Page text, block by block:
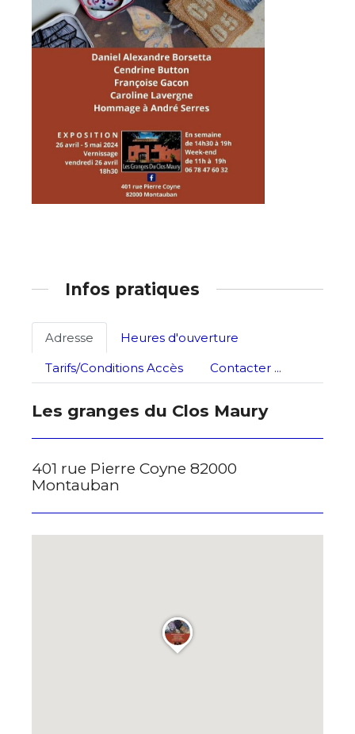
Infos pratiques
Adresse
Heures d'ouverture
Tarifs/Conditions Accès
Contacter ...
Les granges du Clos Maury
401 rue Pierre Coyne 82000
Montauban